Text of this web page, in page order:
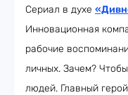
Сериал в духе
Инновационная
рабочие
личных. Зачем?
людей. Главный